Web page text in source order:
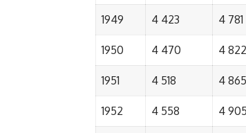
1949 4 423 4 781
1950 4 470 4 822
1951 4 518 4 865
1952 4 558 4 905